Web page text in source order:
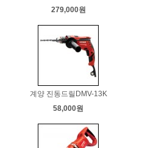
279,000원
계양 진동드릴DMV-13K
58,000원